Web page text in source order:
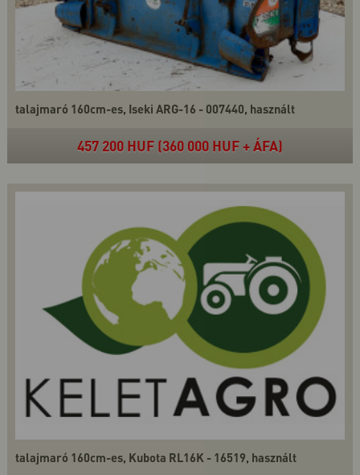
talajmaró 160cm-es, Iseki ARG-16 - 007440, használt
457 200 HUF (360 000 HUF + ÁFA)
talajmaró 160cm-es, Kubota RL16K - 16519, használt